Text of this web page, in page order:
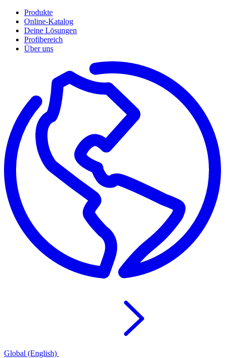
Produkte
Online-Katalog
Deine Lösungen
Profibereich
Über uns
Global (English)